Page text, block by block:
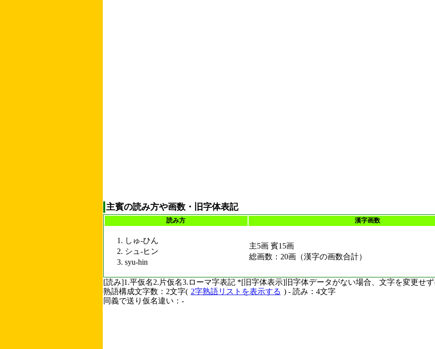
主賓の読み方や画数・旧字体表記
読み方 漢字画数
しゅ-ひん
シュ-ヒン
syu-hin
主5画 賓15画
総画数：20画（漢字の画数合計）
[読み]1.平仮名2.片仮名3.ローマ字表記 *[旧字体表示]旧字体データがない場合、文字を変更せず
熟語構成文字数：2文字( 2字熟語リストを表示する ) - 読み：4文字
同義で送り仮名違い：-